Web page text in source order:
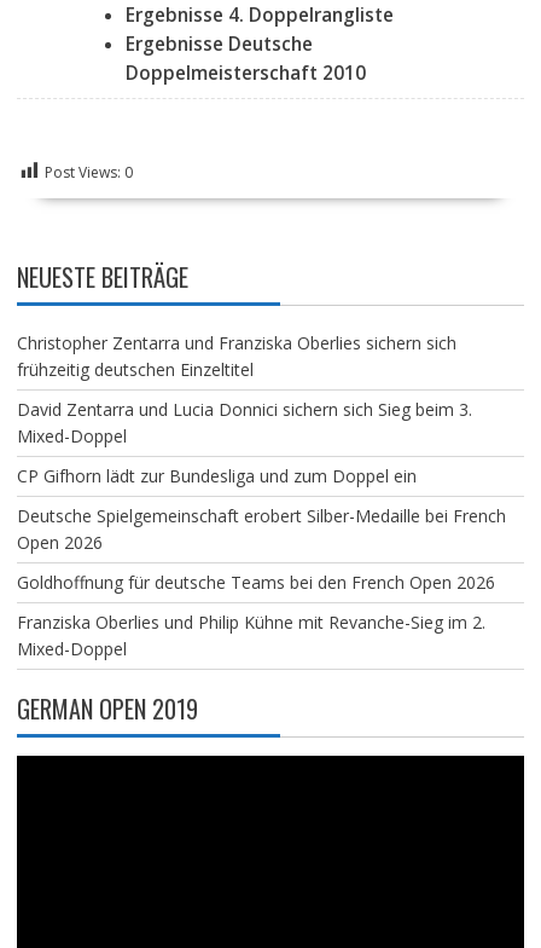
Ergebnisse 4. Doppelrangliste
Ergebnisse Deutsche
Doppelmeisterschaft 2010
Post Views: 0
NEUESTE BEITRÄGE
Christopher Zentarra und Franziska Oberlies sichern sich
frühzeitig deutschen Einzeltitel
David Zentarra und Lucia Donnici sichern sich Sieg beim 3.
Mixed-Doppel
CP Gifhorn lädt zur Bundesliga und zum Doppel ein
Deutsche Spielgemeinschaft erobert Silber-Medaille bei French
Open 2026
Goldhoffnung für deutsche Teams bei den French Open 2026
Franziska Oberlies und Philip Kühne mit Revanche-Sieg im 2.
Mixed-Doppel
GERMAN OPEN 2019